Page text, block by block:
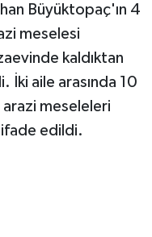
Büyüktopaç'ın 4
meselesi
kaldıktan
aile arasında 10
arazi meseleleri
ifade edildi.